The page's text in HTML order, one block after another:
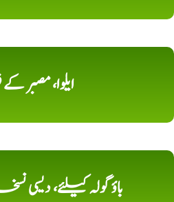
ایلوا، مصبر کے
باؤ گولہ کیلئے،